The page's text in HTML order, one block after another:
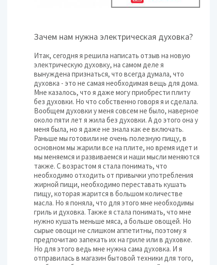
Зачем нам нужна электрическая духовка?
Итак, сегодня я решила написать отзыв на новую
электрическую духовку, на самом деле я
вынуждена признаться, что всегда думала, что
духовка - это не самая необходимая вещь для дома.
Мне казалось, что я даже могу приобрести плиту
без духовки. Но что собственно говоря я и сделала.
Вообщем духовки у меня совсем не было, наверное
около пяти лет я жила без духовки. А до этого она у
меня была, но я даже не знала как ее включать.
Раньше мы готовили не очень полезную пищу, в
основном мы жарили все на плите, но время идет и
мы меняемся и развиваемся и наши мысли меняются
также. С возрастом я стала понимать, что
необходимо отходить от привычки употребления
жирной пищи, необходимо переставать кушать
пищу, которая жарится в большом количестве
масла. Но я поняла, что для этого мне необходимы
гриль и духовка. Также я стала понимать, что мне
нужно кушать меньше мяса, а больше овощей. Но
сырые овощи не слишком аппетитны, поэтому я
предпочитаю запекать их на гриле или в духовке.
Но для этого ведь мне нужна сама духовка. И я
отправилась в магазин бытовой техники для того,